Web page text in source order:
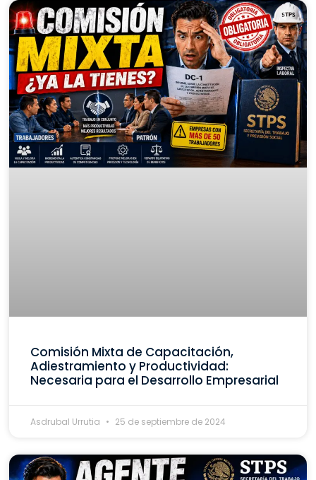
Comisión Mixta de Capacitación,
Adiestramiento y Productividad:
Necesaria para el Desarrollo Empresarial
Asdrubal Urrutia 25 de septiembre de 2024